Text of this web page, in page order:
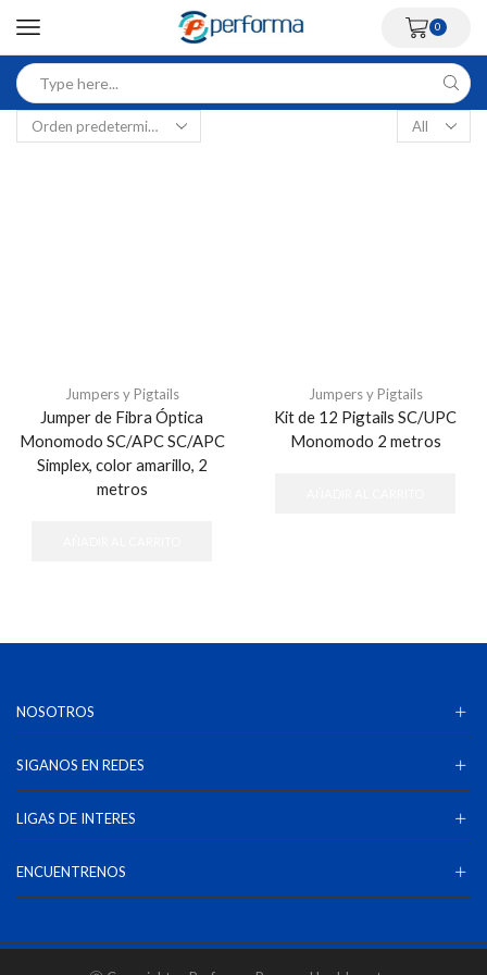
0
Jumpers y Pigtails
Jumper de Fibra Óptica
Monomodo SC/APC SC/APC
Simplex, color amarillo, 2
metros
Jumpers y Pigtails
Kit de 12 Pigtails SC/UPC
Monomodo 2 metros
NOSOTROS
SIGANOS EN REDES
LIGAS DE INTERES
ENCUENTRENOS